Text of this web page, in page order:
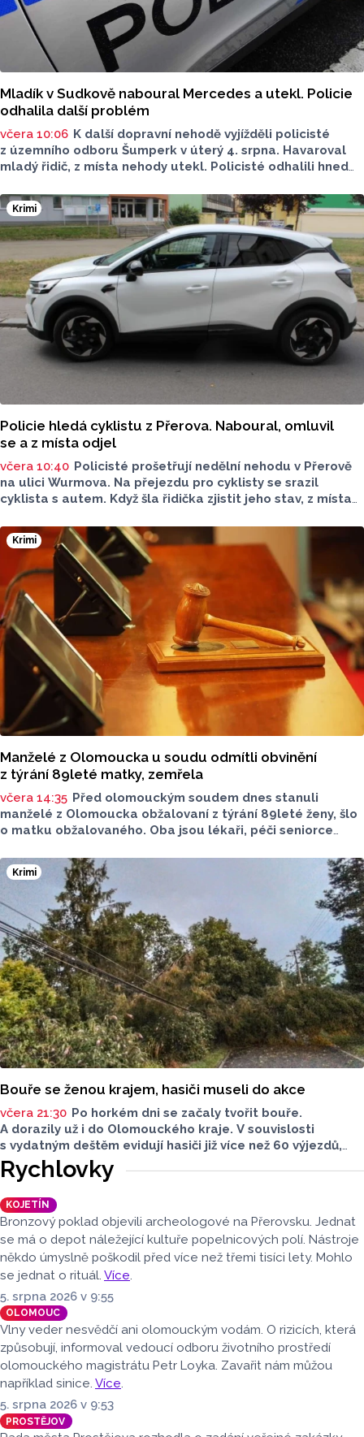
Mladík v Sudkově naboural Mercedes a utekl. Policie
odhalila další problém
včera 10:06 K další dopravní nehodě vyjížděli policisté
z územního odboru Šumperk v úterý 4. srpna. Havaroval
mladý řidič, z místa nehody utekl. Policisté odhalili hned
řízení. Škoda přesáhla 100 tisíc.
Krimi
Policie hledá cyklistu z Přerova. Naboural, omluvil
se a z místa odjel
včera 10:40 Policisté prošetřují nedělní nehodu v Přerově
na ulici Wurmova. Na přejezdu pro cyklisty se srazil
cyklista s autem. Když šla řidička zjistit jeho stav, z místa
cyklistovi pátrají a prosí veřejnost o pomoc.
Krimi
Manželé z Olomoucka u soudu odmítli obvinění
z týrání 89leté matky, zemřela
včera 14:35 Před olomouckým soudem dnes stanuli
manželé z Olomoucka obžalovaní z týrání 89leté ženy, šlo
o matku obžalovaného. Oba jsou lékaři, péči seniorce
se na společné parcele. Žena zemřela na otok mozku
způsobený proleženinami čtvrtého stupně. Po smrti znalci
zjistili, že měla zlomená žebra, obratle i nos. Lékaři
se bránili tím, že zlomeniny mohly vzniknout při resuscitaci
po mrtvici nebo sesunutím z postele. Oba vinu popřeli.
Krimi
Bouře se ženou krajem, hasiči museli do akce
včera 21:30 Po horkém dni se začaly tvořit bouře.
A dorazily už i do Olomouckého kraje. V souvislosti
s vydatným deštěm evidují hasiči již více než 60 výjezdů,
nejvíce na Šumpersku. Hasičský záchranný sbor (HZS)
Olomouckého kraje o tom informoval na sociálních sítích.
Rychlovky
KOJETÍN
Bronzový poklad objevili archeologové na Přerovsku. Jednat
se má o depot náležející kultuře popelnicových polí. Nástroje
někdo úmyslně poškodil před více než třemi tisíci lety. Mohlo
se jednat o rituál. Více.
5. srpna 2026 v 9:55
OLOMOUC
Vlny veder nesvědčí ani olomouckým vodám. O rizicích, která
způsobují, informoval vedoucí odboru životního prostředí
olomouckého magistrátu Petr Loyka. Zavařit nám můžou
například sinice. Více.
5. srpna 2026 v 9:53
PROSTĚJOV